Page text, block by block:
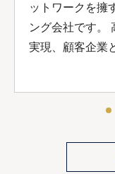
ットワークを擁
ング会社です。
実現、顧客企業